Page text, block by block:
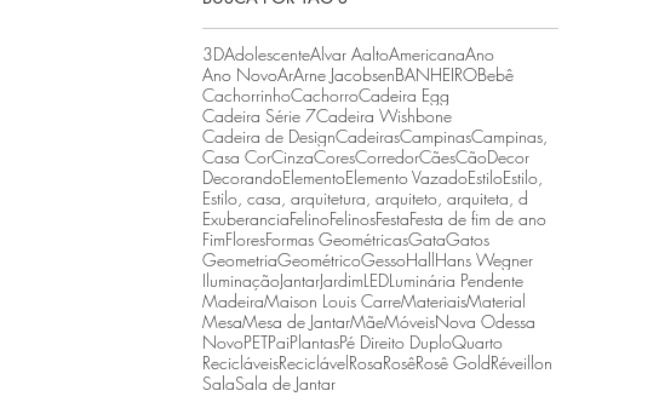
3DAdolescenteAlvar AaltoAmericanaAno
Ano NovoArArne JacobsenBANHEIROBebê
CachorrinhoCachorroCadeira Egg
Cadeira Série 7Cadeira Wishbone
Cadeira de DesignCadeirasCampinasCampinas,
Casa CorCinzaCoresCorredorCãesCãoDecor
DecorandoElementoElemento VazadoEstiloEstilo,
Estilo, casa, arquitetura, arquiteto, arquiteta, d
ExuberanciaFelinoFelinosFestaFesta de fim de ano
FimFloresFormas GeométricasGataGatos
GeometriaGeométricoGessoHallHans Wegner
IluminaçãoJantarJardimLEDLuminária Pendente
MadeiraMaison Louis CarreMateriaisMaterial
MesaMesa de JantarMãeMóveisNova Odessa
NovoPETPaiPlantasPé Direito DuploQuarto
RecicláveisReciclávelRosaRosêRosê GoldRéveillon
SalaSala de Jantar